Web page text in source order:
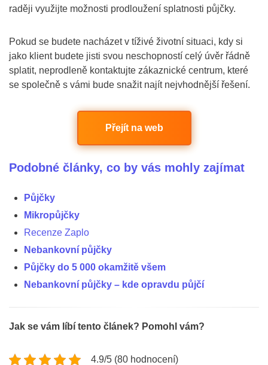
raději využijte možnosti prodloužení splatnosti půjčky.
Pokud se budete nacházet v tíživé životní situaci, kdy si
jako klient budete jisti svou neschopností celý úvěr řádně
splatit, neprodleně kontaktujte zákaznické centrum, které
se společně s vámi bude snažit najít nejvhodnější řešení.
Přejít na web
Podobné články, co by vás mohly zajímat
Půjčky
Mikropůjčky
Recenze Zaplo
Nebankovní půjčky
Půjčky do 5 000 okamžitě všem
Nebankovní půjčky – kde opravdu půjčí
Jak se vám líbí tento článek? Pomohl vám?
4.9/5 (80 hodnocení)